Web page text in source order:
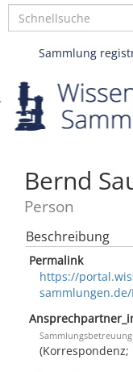
Sammlung
Bernd
Person
Beschreibung
Permalink
https://
Sammlungsbetreuung